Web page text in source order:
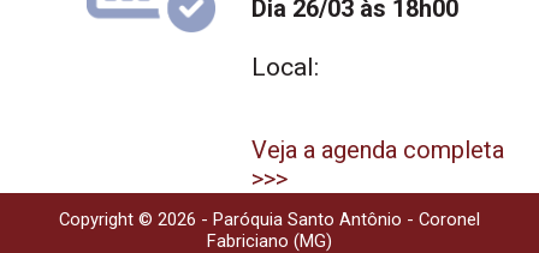
Dia 26/03 às 18h00
Local:
Veja a agenda completa
>>>
Copyright © 2026 - Paróquia Santo Antônio - Coronel
Fabriciano (MG)